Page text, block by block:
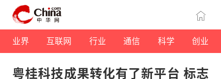
业界 互联网 行业 通信 科学 创业
粤桂科技成果转化有了新平台 标志